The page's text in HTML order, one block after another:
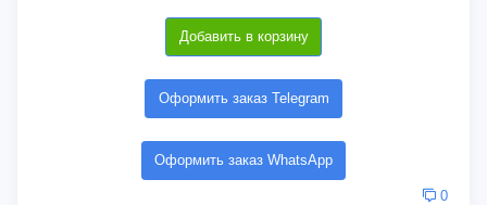
Добавить в корзину
Оформить заказ Telegram
Оформить заказ WhatsApp
0